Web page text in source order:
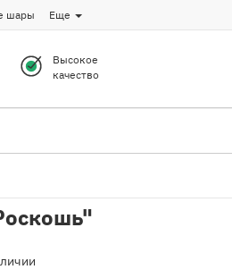
шары Еще
Высокое
качество